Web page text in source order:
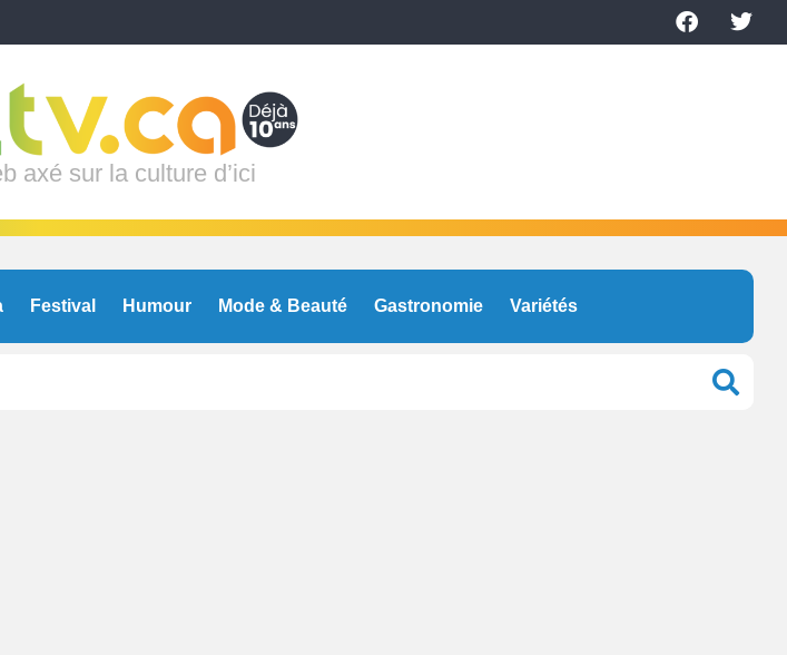
axé sur la culture d’ici
Festival Humour Mode & Beauté Gastronomie Variétés